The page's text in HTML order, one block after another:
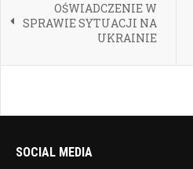
OŚWIADCZENIE W
SPRAWIE SYTUACJI NA
UKRAINIE
SOCIAL MEDIA